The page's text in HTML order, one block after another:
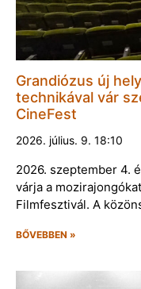
Grandiózus új
technikával vár
CineFest
2026. július. 9. 18:10
2026. szeptember 4.
várja a
Filmfesztivál. A
BŐVEBBEN »